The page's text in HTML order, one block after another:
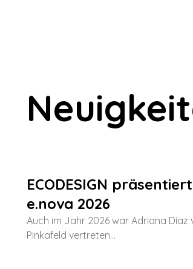
ECODESIGN
e.nova 2026
Auch im Jahr 2026 war Adriana Díaz
Pinkafeld vertreten...